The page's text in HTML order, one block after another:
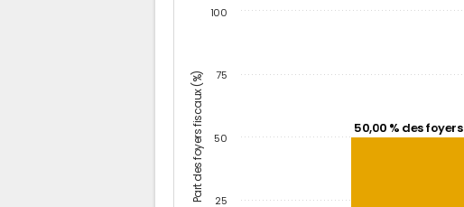
Part des foyers fiscaux (%) 50,00 % des foyers
25
50
75
100